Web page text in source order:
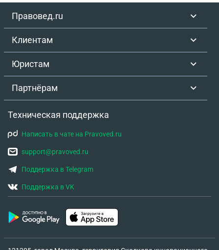
Правовед.ru
Клиентам
Юристам
Партнёрам
Техническая поддержка
Написать в чате на Pravoved.ru
support@pravoved.ru
Поддержка в Telegram
Поддержка в VK